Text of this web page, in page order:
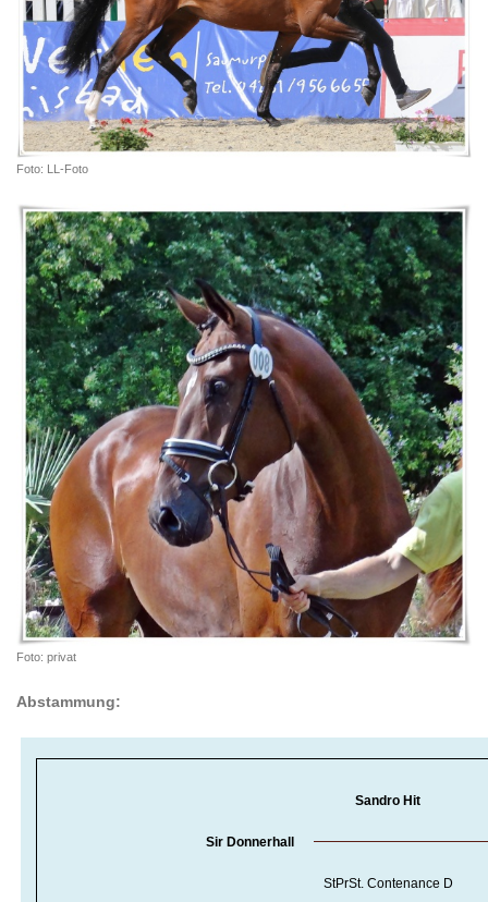
Foto: LL-Foto
Foto: privat
Abstammung:
Sir Donnerhall
Sandro Hit
StPrSt. Contenance D